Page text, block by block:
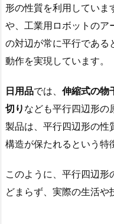
形の性質を利用していま
や、工業用ロボットのア
の対辺が常に平行である
動作を実現しています。
日用品では、 伸縮式の物
切り なども平行四辺形の
製品は、平行四辺形の性
構造が保たれるという特
このように、平行四辺形
どまらず、実際の生活や